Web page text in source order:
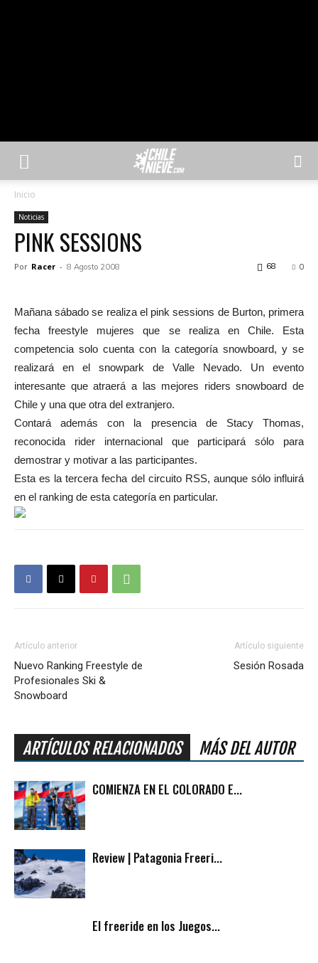
Inicio
Noticias
PINK SESSIONS
Por Racer - 8 Agosto 2008 0
68
Mañana sábado se realiza el pink sessions de Burton, primera
fecha freestyle mujeres que se realiza en Chile. Esta
competencia solo cuenta con la categoría snowboard, y se
realizará en el snowpark de Valle Nevado. Un evento
interesante que atraerá a las mejores riders snowboard de
Chile y una que otra del extranjero.
Contará además con la presencia de Stacy Thomas,
reconocida rider internacional que participará sólo para
demostrar y motivar a las participantes.
Esta es la tercera fecha del circuito RSS, aunque sólo influirá
en el ranking de esta categoría en particular.
Artículo anterior
Nuevo Ranking Freestyle de
Profesionales Ski &
Snowboard
Artículo siguiente
Sesión Rosada
ARTÍCULOS RELACIONADOS MÁS DEL AUTOR
COMIENZA EN EL COLORADO E...
Review | Patagonia Freeri...
El freeride en los Juegos...